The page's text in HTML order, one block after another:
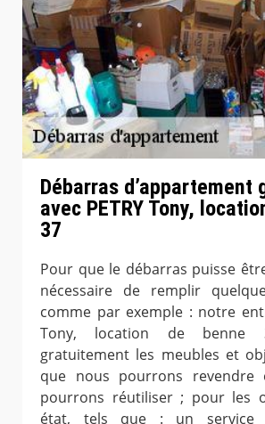
Débarras d’appartement
avec PETRY Tony,
37
Pour que le débarras puisse
nécessaire de remplir
comme par exemple : notre
Tony, location de benne
gratuitement les meubles et
que nous pourrons revendre
pourrons réutiliser ; pour les
état, tels que : un service